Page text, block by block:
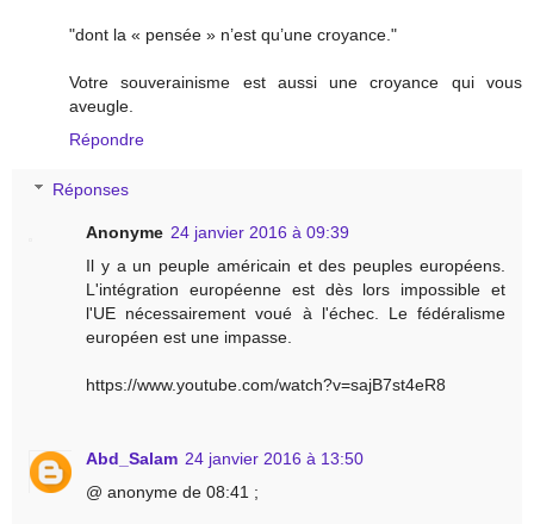
"dont la « pensée » n’est qu’une croyance."
Votre souverainisme est aussi une croyance qui vous
aveugle.
Répondre
Réponses
Anonyme 24 janvier 2016 à 09:39
Il y a un peuple américain et des peuples européens.
L'intégration européenne est dès lors impossible et
l'UE nécessairement voué à l'échec. Le fédéralisme
européen est une impasse.
https://www.youtube.com/watch?v=sajB7st4eR8
Abd_Salam 24 janvier 2016 à 13:50
@ anonyme de 08:41 ;